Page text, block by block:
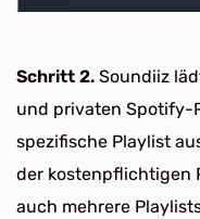
Schritt 2. Soundiiz
und privaten Spotify-
spezifische Playlist
der kostenpflichtigen
auch mehrere